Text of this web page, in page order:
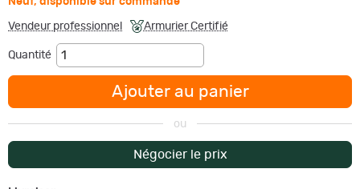
Vendeur professionnel Armurier Certifié
Quantité
Ajouter au panier
ou
Négocier le prix